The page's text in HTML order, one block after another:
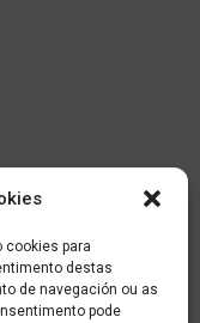
cookies para
destas
de navegación ou as
pode